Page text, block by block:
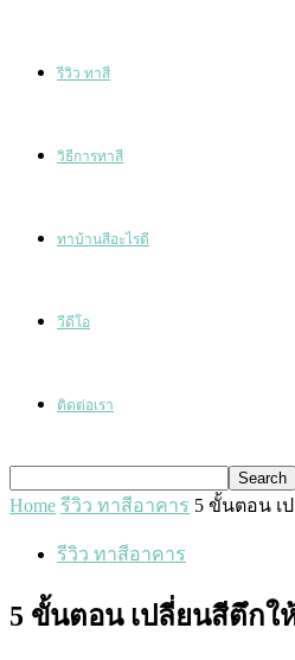
รีวิว ทาสี
วิธีการทาสี
ทาบ้านสีอะไรดี
วีดีโอ
ติดต่อเรา
Home รีวิว ทาสีอาคาร 5 ขั้นตอน เ
รีวิว ทาสีอาคาร
5 ขั้นตอน เปลี่ยนสีตึกใ